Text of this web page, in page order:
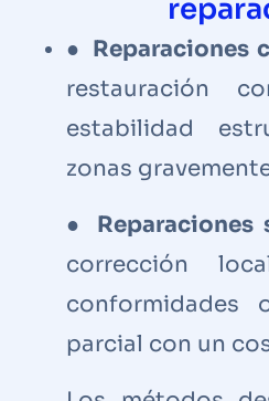
● Reparaciones
restauración
estabilidad
zonas
● Reparaciones
corrección
conformidades
parcial con un